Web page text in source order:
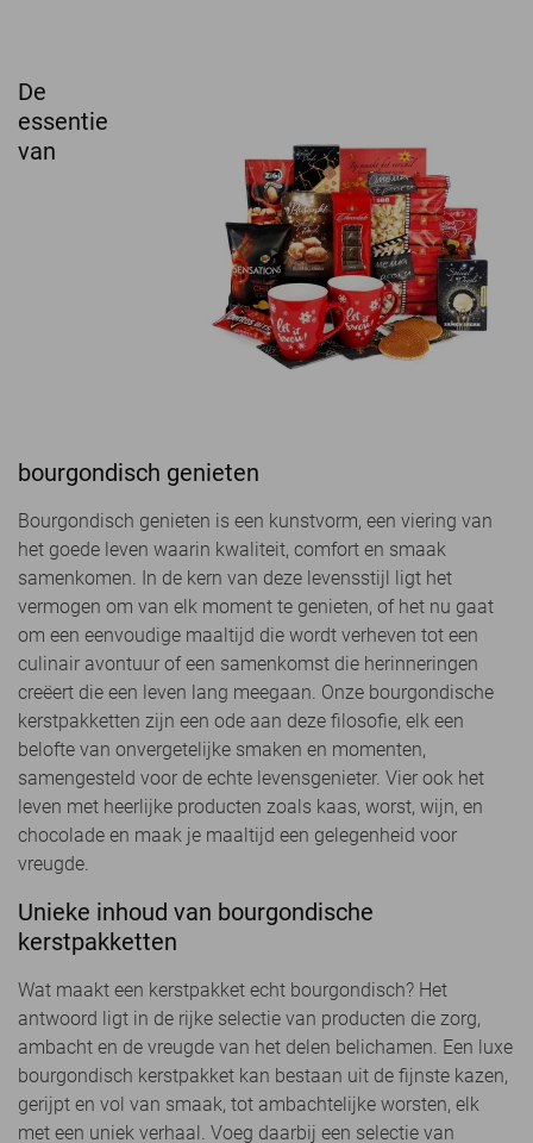
De
essentie
van
bourgondisch genieten
Bourgondisch genieten is een kunstvorm, een viering van
het goede leven waarin kwaliteit, comfort en smaak
samenkomen. In de kern van deze levensstijl ligt het
vermogen om van elk moment te genieten, of het nu gaat
om een eenvoudige maaltijd die wordt verheven tot een
culinair avontuur of een samenkomst die herinneringen
creëert die een leven lang meegaan. Onze bourgondische
kerstpakketten zijn een ode aan deze filosofie, elk een
belofte van onvergetelijke smaken en momenten,
samengesteld voor de echte levensgenieter. Vier ook het
leven met heerlijke producten zoals kaas, worst, wijn, en
chocolade en maak je maaltijd een gelegenheid voor
vreugde.
Unieke inhoud van bourgondische
kerstpakketten
Wat maakt een kerstpakket echt bourgondisch? Het
antwoord ligt in de rijke selectie van producten die zorg,
ambacht en de vreugde van het delen belichamen. Een luxe
bourgondisch kerstpakket kan bestaan uit de fijnste kazen,
gerijpt en vol van smaak, tot ambachtelijke worsten, elk
met een uniek verhaal. Voeg daarbij een selectie van